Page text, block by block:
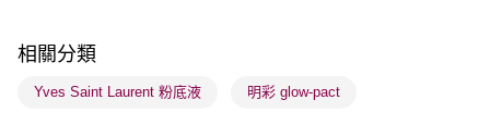
順豐站及營業點 - 確認發貨後1-3個工作天送達
相關分類
Yves Saint Laurent 粉底液 明彩 glow-pact